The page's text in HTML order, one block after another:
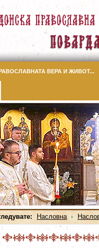
ВЕРА И ЖИВОТ...
Насловна